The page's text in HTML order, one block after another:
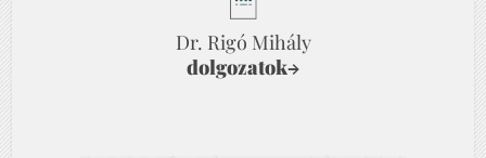
Dr. Rigó Mihály
dolgozatok→